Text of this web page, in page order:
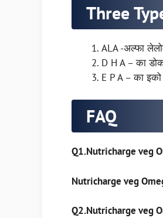
Three
ALA -अल्फा
D H A – का
E P A – का
FAQ
Q1.Nutricharge veg
Nutricharge veg
Q2.Nutricharge veg